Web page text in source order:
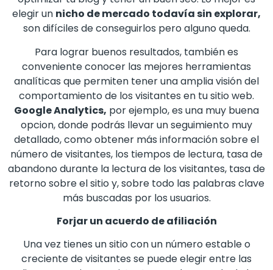
elegir un nicho de mercado todavía sin explorar,
son difíciles de conseguirlos pero alguno queda.
Para lograr buenos resultados, también es
conveniente conocer las mejores herramientas
analíticas que permiten tener una amplia visión del
comportamiento de los visitantes en tu sitio web.
Google Analytics, por ejemplo, es una muy buena
opcion, donde podrás llevar un seguimiento muy
detallado, como obtener más información sobre el
número de visitantes, los tiempos de lectura, tasa de
abandono durante la lectura de los visitantes, tasa de
retorno sobre el sitio y, sobre todo las palabras clave
más buscadas por los usuarios.
Forjar un acuerdo de afiliación
Una vez tienes un sitio con un número estable o
creciente de visitantes se puede elegir entre las